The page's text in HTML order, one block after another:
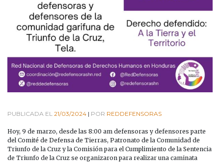
PUBLICADA EL 21/03/2024 | POR REDDEFENSORAS
Hoy, 9 de marzo, desde las 8:00 am defensoras y defensores parte
del Comité de Defensa de Tierras, Patronato de la Comunidad de
Triunfo de la Cruz y la Comisión para el Cumplimiento de la Sentencia
de Triunfo de la Cruz se organizaron para realizar una caminata